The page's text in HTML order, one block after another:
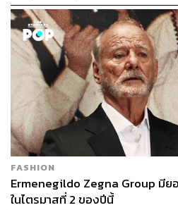
FASHION
Ermenegildo Zegna Group มีย
ในไตรมาสที่ 2 ของปีนี้